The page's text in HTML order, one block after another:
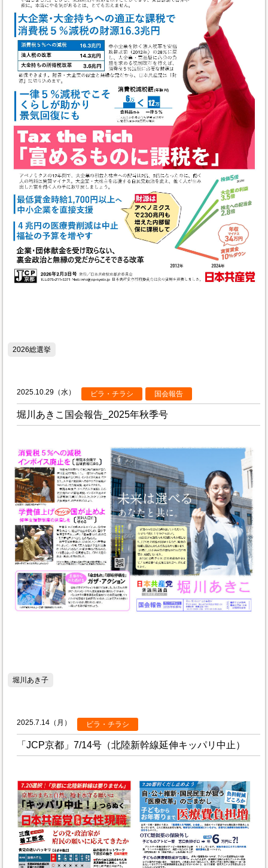
2026総選挙
2025.10.29（水） ビラ・チラシ 国会報告
堀川あきこ国会報告_2025年秋季号
堀川あき子
2025.7.14（月） ビラ・チラシ
「JCP京都」7/14号（北陸新幹線延伸キッパリ中止）